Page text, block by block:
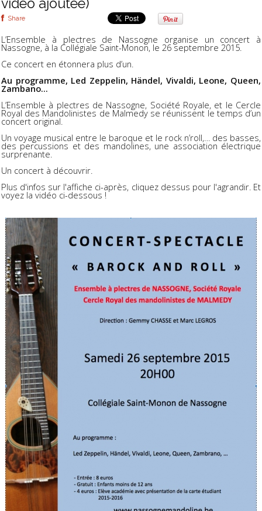
vidéo ajoutée)
Share
L’Ensemble à plectres de Nassogne organise un concert à
Nassogne, à la Collégiale Saint-Monon, le 26 septembre 2015.
Ce concert en étonnera plus d’un.
Au programme, Led Zeppelin, Händel, Vivaldi, Leone, Queen,
Zambano...
L’Ensemble à plectres de Nassogne, Société Royale, et le Cercle
Royal des Mandolinistes de Malmedy se réunissent le temps d’un
concert original.
Un voyage musical entre le baroque et le rock n’roll,… des basses,
des percussions et des mandolines, une association électrique
surprenante.
Un concert à découvrir.
Plus d'infos sur l'affiche ci-après, cliquez dessus pour l'agrandir. Et
voyez la vidéo ci-dessous !